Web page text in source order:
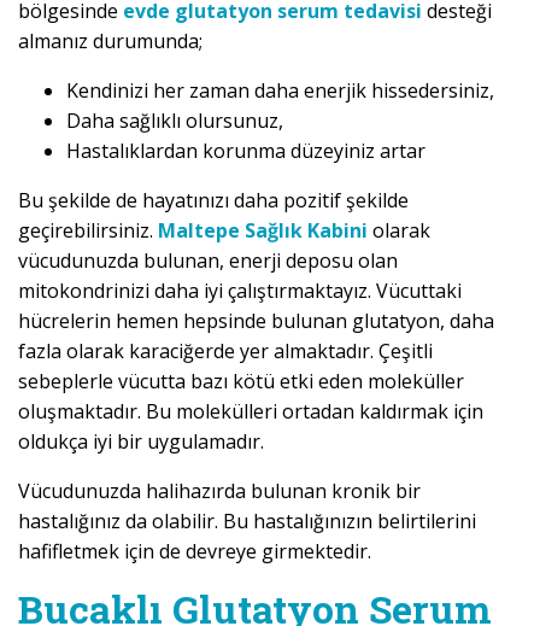
bölgesinde evde glutatyon serum tedavisi desteği
almanız durumunda;
Kendinizi her zaman daha enerjik hissedersiniz,
Daha sağlıklı olursunuz,
Hastalıklardan korunma düzeyiniz artar
Bu şekilde de hayatınızı daha pozitif şekilde
geçirebilirsiniz. Maltepe Sağlık Kabini olarak
vücudunuzda bulunan, enerji deposu olan
mitokondrinizi daha iyi çalıştırmaktayız. Vücuttaki
hücrelerin hemen hepsinde bulunan glutatyon, daha
fazla olarak karaciğerde yer almaktadır. Çeşitli
sebeplerle vücutta bazı kötü etki eden moleküller
oluşmaktadır. Bu molekülleri ortadan kaldırmak için
oldukça iyi bir uygulamadır.
Vücudunuzda halihazırda bulunan kronik bir
hastalığınız da olabilir. Bu hastalığınızın belirtilerini
hafifletmek için de devreye girmektedir.
Bucaklı Glutatyon Serum